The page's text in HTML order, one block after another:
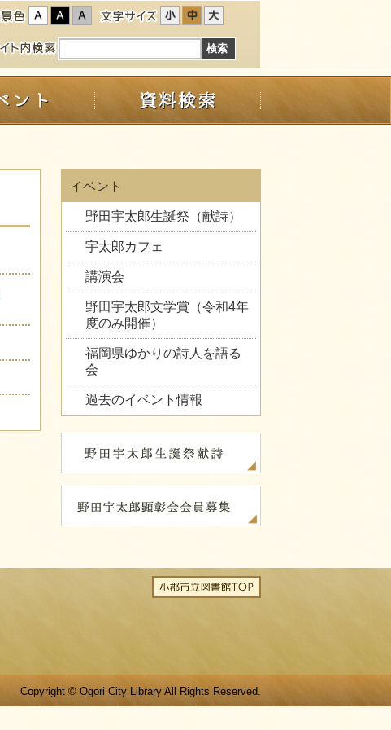
イベント
野田宇太郎生誕祭（献詩）
宇太郎カフェ
講演会
野田宇太郎文学賞（令和4年
度のみ開催）
福岡県ゆかりの詩人を語る
会
過去のイベント情報
Copyright © Ogori City Library All Rights Reserved.